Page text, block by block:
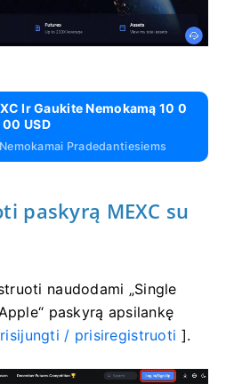
Ir Gaukite Nemokamą 10 0
00 USD
Pradedantiesiems
paskyrą MEXC su
naudodami „Single
paskyrą apsilankę
/ prisiregistruoti ].